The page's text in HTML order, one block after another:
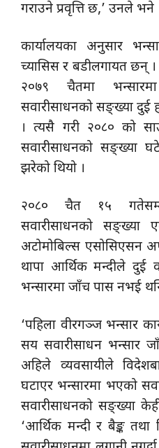
गराउने प्रवृत्ति छ,’ उनले भने
कार्यालयका अनुसार
च्यासिस र बडीलगायत छन्
२०७९ चैतमा
सवारीसाधनको सङ्ख्या दुई
। त्यसै गरी २०८० को
सवारीसाधनको सङ्ख्या
झरेको थियो ।
२०८० चैत १५
सवारीसाधनको
अटोमोबिल्स एसोसिएसन
थापा आर्थिक मन्दीले दुई
भन्सारमा जाँच पास नभई
‘पहिला वीरगञ्ज भन्सार
सय सवारीसाधन भन्सार
अहिले व्यवसायीले
घटाएर भन्सारमा भएको
सवारीसाधनको सङ्ख्या
‘आर्थिक मन्दी र बैङ्क